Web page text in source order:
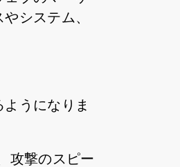
システム、
うになりま
攻撃のスピー